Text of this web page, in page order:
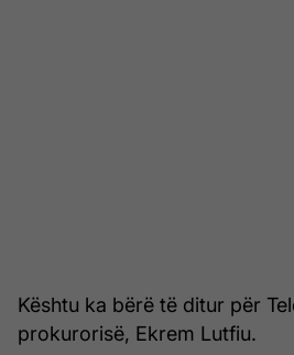
Kështu ka bërë të ditur për
prokurorisë, Ekrem Lutfiu.